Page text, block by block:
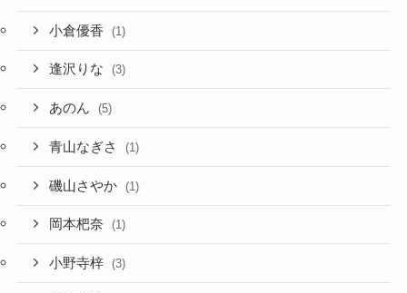
小倉優香 (1)
逢沢りな (3)
あのん (5)
青山なぎさ (1)
磯山さやか (1)
岡本杷奈 (1)
小野寺梓 (3)